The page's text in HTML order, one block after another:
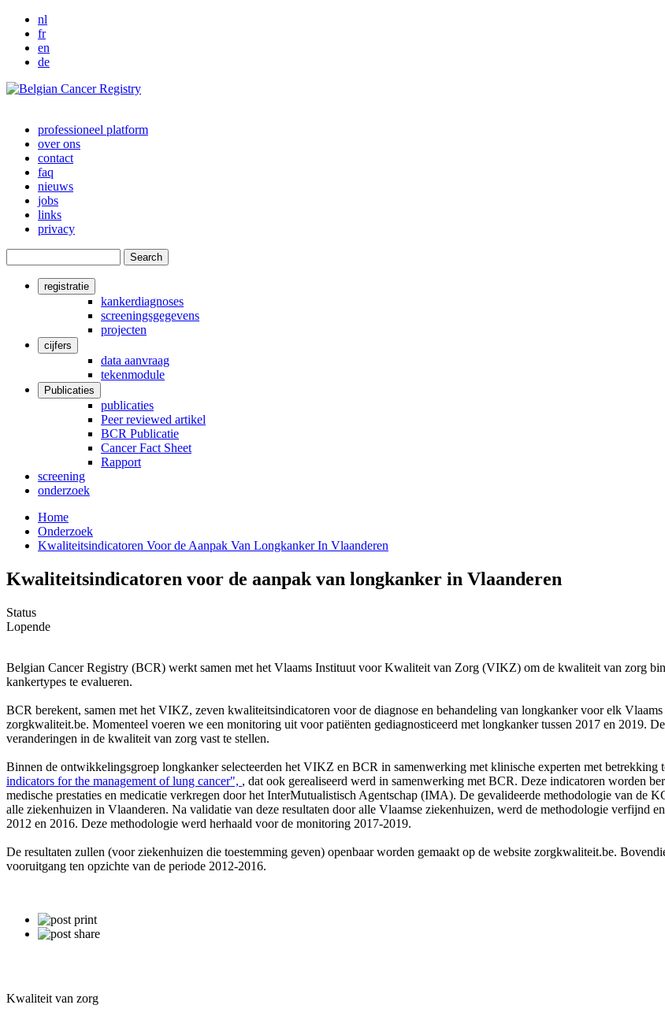
nl
fr
en
de
Main
navigation
professioneel platform
over ons
contact
faq
nieuws
jobs
links
privacy
menu
registratie
kankerdiagnoses
screeningsgegevens
projecten
cijfers
data aanvraag
tekenmodule
Publicaties
publicaties
Peer reviewed artikel
BCR Publicatie
Cancer Fact Sheet
Rapport
screening
onderzoek
Home
Onderzoek
Kwaliteitsindicatoren Voor de Aanpak Van Longkanker In Vlaanderen
Kwaliteitsindicatoren voor de aanpak van longkanker in Vlaanderen
Status
Lopende
Belgian Cancer Registry (BCR) werkt samen met het Vlaams Instituut voor Kwaliteit van Zorg (VIKZ) om de kwaliteit van zorg
kankertypes te evalueren.
BCR berekent, samen met het VIKZ, zeven kwaliteitsindicatoren voor de diagnose en behandeling van longkanker voor elk
zorgkwaliteit.be. Momenteel voeren we een monitoring uit voor patiënten gediagnosticeerd met longkanker tussen 2017 en 2019.
veranderingen in de kwaliteit van zorg vast te stellen.
Binnen de ontwikkelingsgroep longkanker selecteerden het VIKZ en BCR in samenwerking met klinische experten met
indicators for the management of lung cancer", , dat ook gerealiseerd werd in samenwerking met BCR. Deze indicatoren worden
medische prestaties en medicatie verkregen door het InterMutualistisch Agentschap (IMA). De gevalideerde methodologie van de
alle ziekenhuizen in Vlaanderen. Na validatie van deze resultaten door alle Vlaamse ziekenhuizen, werd de methodologie verfijnd
2012 en 2016. Deze methodologie werd herhaald voor de monitoring 2017-2019.
De resultaten zullen (voor ziekenhuizen die toestemming geven) openbaar worden gemaakt op de website zorgkwaliteit.be.
vooruitgang ten opzichte van de periode 2012-2016.
Kwaliteit van zorg